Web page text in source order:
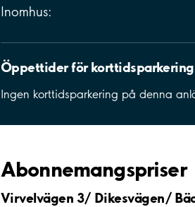
Inomhus:
Öppettider för korttidsparkering
Ingen korttidsparkering på denna
Abonnemangspriser
Virvelvägen 3/ Dikesvägen/